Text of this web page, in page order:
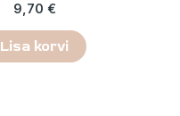
9,70 €
Lisa korvi